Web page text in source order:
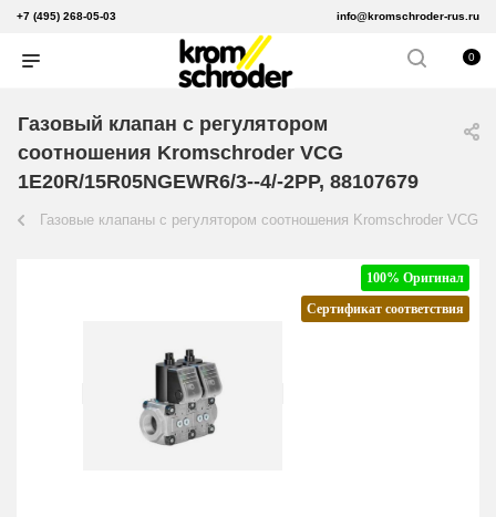
+7 (495) 268-05-03 info@kromschroder-rus.ru
0
Газовый клапан с регулятором
соотношения Kromschroder VCG
1E20R/15R05NGEWR6/3--4/-2PP, 88107679
Газовые клапаны с регулятором соотношения Kromschroder VCG
100% Оригинал
Сертификат соответствия